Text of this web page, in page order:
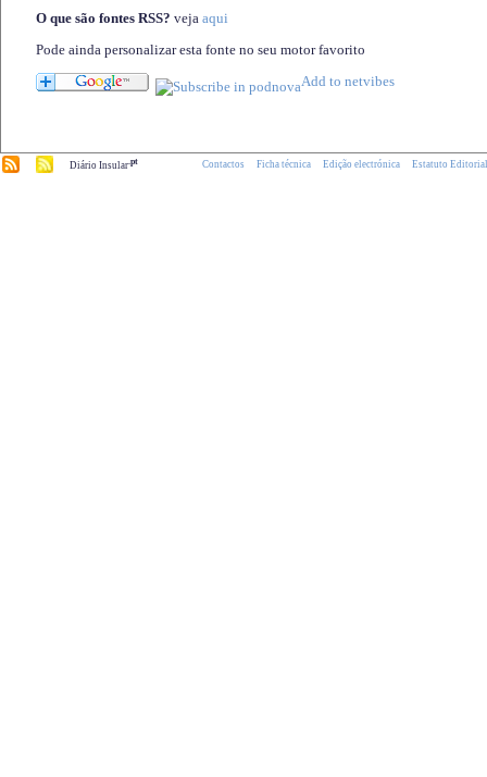
O que são fontes RSS? veja aqui
Pode ainda personalizar esta fonte no seu motor favorito
Diário Insular.pt Contactos Ficha técnica Edição electrónica Estatuto Editorial